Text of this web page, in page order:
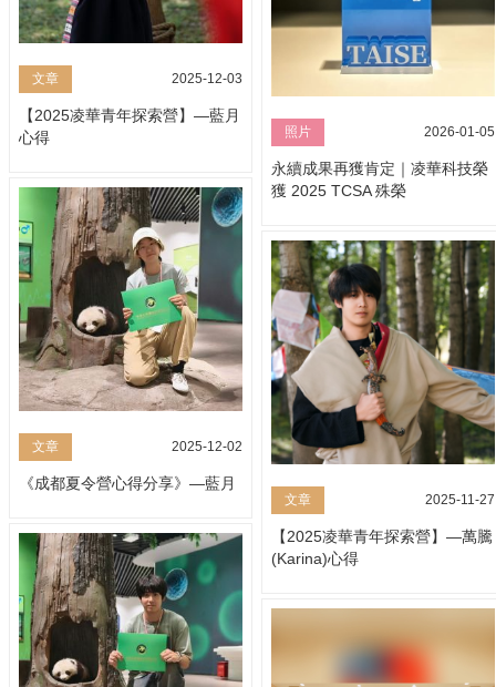
照片 2026-01-05
永續成果再獲肯定｜凌華科技榮
獲 2025 TCSA 殊榮
文章 2025-12-03
【2025凌華青年探索營】—藍月
心得
文章 2025-12-02
《成都夏令營心得分享》—藍月
文章 2025-11-27
【2025凌華青年探索營】—萬騰
(Karina)心得